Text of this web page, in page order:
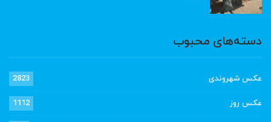
دسته‌های محبوب
عکس شهروندی 2823
عکس روز 1112